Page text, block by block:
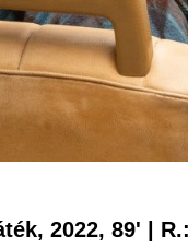
2022, 89' |